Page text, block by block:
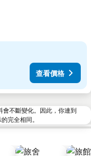
查看價格
不斷變化。因此，你連到
完全相同。